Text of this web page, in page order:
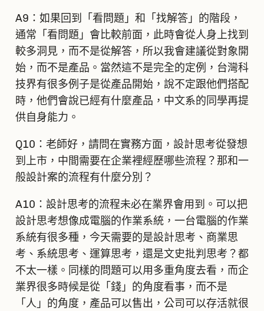
A9：如果回到「看問題」和「找解答」的階段，
通常「看問題」會比較前面，此時會從人身上找到
較多洞見，而不是從解答，所以我會建議從對象開
始，而不是產品。當然這不是完全的定例，台灣科
技界有很多例子是從產品開始，說不定跟他們搭配
時，他們會說已經有什麼產品，中文系的同學再提
供自身能力。
Q10：老師好，請問在實務方面，設計思考從發想
到上市，中間需要在企業裡經歷哪些流程？那和一
般設計案的流程有什麼分別？
A10：設計思考的流程未必在業界會用到。可以把
設計思考想像成電腦的作業系統，一台電腦的作業
系統有很多種，今天需要的是設計思考、商業思
考、系統思考、運算思考，還是文史批判思考？都
不太一樣。同樣的問題可以用多重角度去看，而企
業界很多時候是從「錢」的角度看事，而不是
「人」的角度，產品可以售出，公司可以存活就很